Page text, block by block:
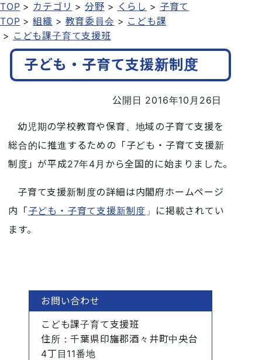
くらし 健康・福祉 教育・文化 観光・魅力
行政 まちづくり
TOP
カテゴリ 分野 くらし
子育て
TOP
組織 教育委員会
こども課
こども課子育て支援班
子ども・子育て支援新制度
公開日 2016年10月26日
幼児期の学校教育や保育、地域の子育て支援を
総合的に推進するための「子ども・子育て支援新
制度」が平成27年4月から全国的に始まりました。
子育て支援新制度の詳細は内閣府ホームページ
内「子ども・子育て支援新制度 」に掲載されてい
ます。
お問い合わせ
こども課子育て支援班
住所 ：千葉県印旛郡酒々井町中央台
4丁目11番地